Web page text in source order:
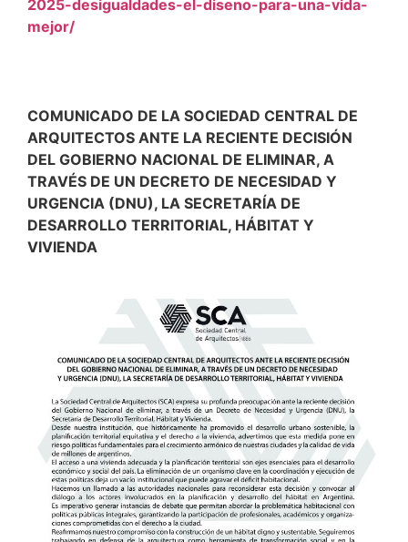
2025-desigualdades-el-diseno-para-una-vida-
mejor/
COMUNICADO DE LA SOCIEDAD CENTRAL DE
ARQUITECTOS ANTE LA RECIENTE DECISIÓN
DEL GOBIERNO NACIONAL DE ELIMINAR, A
TRAVÉS DE UN DECRETO DE NECESIDAD Y
URGENCIA (DNU), LA SECRETARÍA DE
DESARROLLO TERRITORIAL, HÁBITAT Y
VIVIENDA